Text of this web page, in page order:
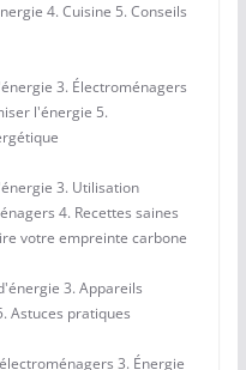
4. Cuisine 5. Conseils
3. Électroménagers
l'énergie 5.
3. Utilisation
4. Recettes saines
votre empreinte carbone
3. Appareils
Astuces pratiques
3. Énergie